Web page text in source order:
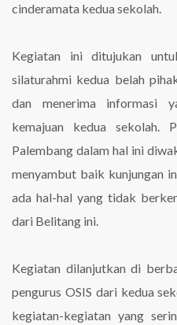
cinderamata kedua sekolah.
Kegiatan ini ditujukan
silaturahmi kedua belah
dan menerima informasi
kemajuan kedua
Palembang dalam hal ini
menyambut baik kunjungan
ada hal-hal yang tidak
dari Belitang ini.
Kegiatan dilanjutkan di
pengurus OSIS dari kedua
kegiatan-kegiatan yang